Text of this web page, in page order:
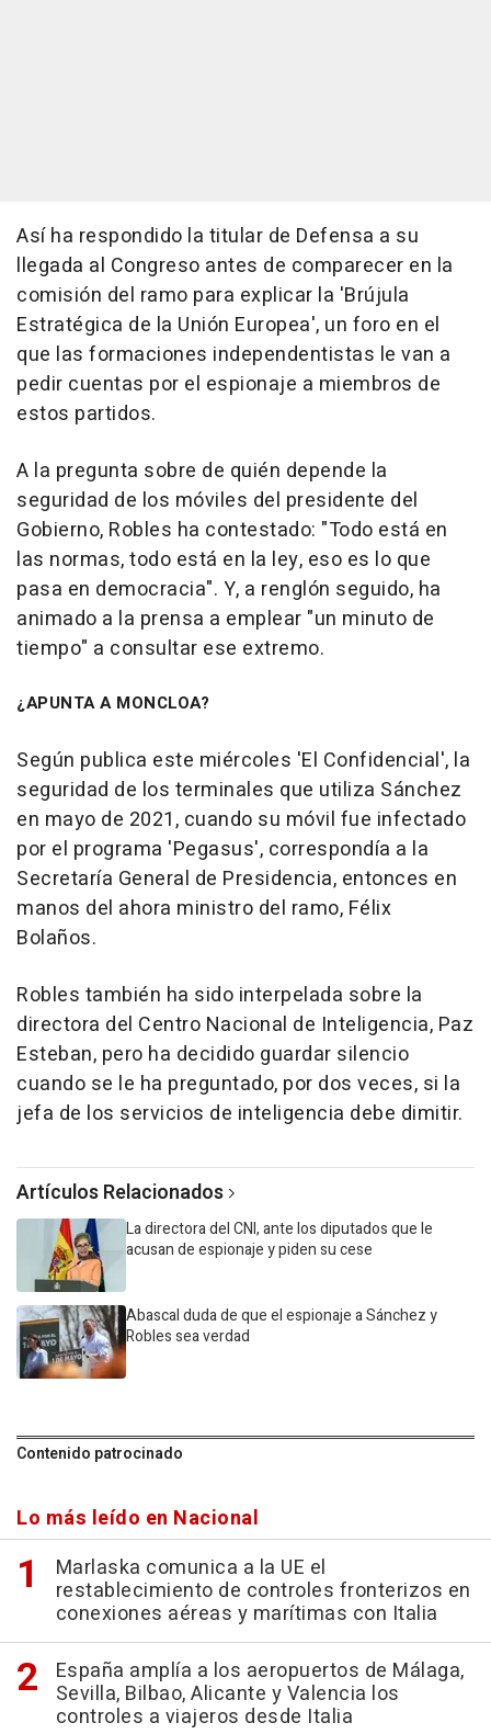
Así ha respondido la titular de Defensa a su
llegada al Congreso antes de comparecer en la
comisión del ramo para explicar la 'Brújula
Estratégica de la Unión Europea', un foro en el
que las formaciones independentistas le van a
pedir cuentas por el espionaje a miembros de
estos partidos.
A la pregunta sobre de quién depende la
seguridad de los móviles del presidente del
Gobierno, Robles ha contestado: "Todo está en
las normas, todo está en la ley, eso es lo que
pasa en democracia". Y, a renglón seguido, ha
animado a la prensa a emplear "un minuto de
tiempo" a consultar ese extremo.
¿APUNTA A MONCLOA?
Según publica este miércoles 'El Confidencial', la
seguridad de los terminales que utiliza Sánchez
en mayo de 2021, cuando su móvil fue infectado
por el programa 'Pegasus', correspondía a la
Secretaría General de Presidencia, entonces en
manos del ahora ministro del ramo, Félix
Bolaños.
Robles también ha sido interpelada sobre la
directora del Centro Nacional de Inteligencia, Paz
Esteban, pero ha decidido guardar silencio
cuando se le ha preguntado, por dos veces, si la
jefa de los servicios de inteligencia debe dimitir.
Artículos Relacionados
La directora del CNI, ante los diputados que le
acusan de espionaje y piden su cese
Abascal duda de que el espionaje a Sánchez y
Robles sea verdad
Contenido patrocinado
Lo más leído en Nacional
Marlaska comunica a la UE el
restablecimiento de controles fronterizos en
conexiones aéreas y marítimas con Italia
España amplía a los aeropuertos de Málaga,
Sevilla, Bilbao, Alicante y Valencia los
controles a viajeros desde Italia